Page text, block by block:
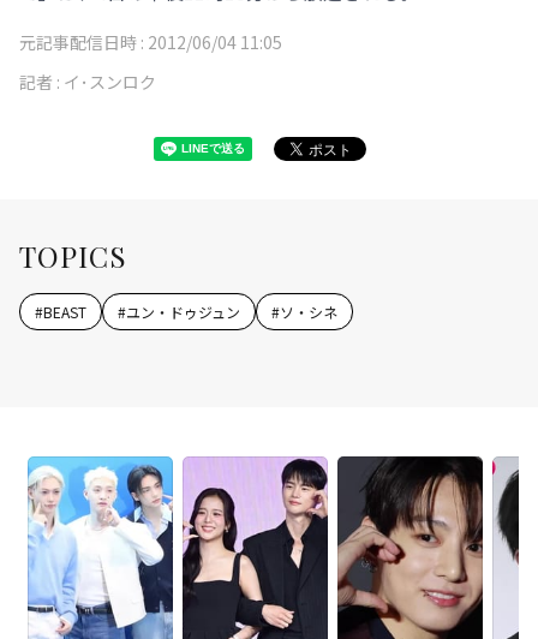
元記事配信日時 : 2012/06/04 11:05
記者 : イ･スンロク
TOPICS
#BEAST #ユン・ドゥジュン #ソ・シネ